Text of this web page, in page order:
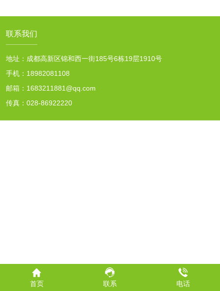
联系我们
地址：成都高新区锦和西一街185号6栋19层1910号
手机：18982081108
邮箱：1683211881@qq.com
传真：028-86922220
首页 联系 电话